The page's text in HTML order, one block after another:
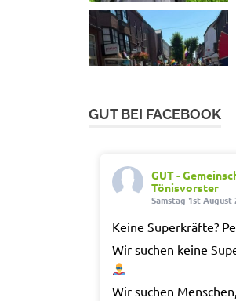
GUT BEI FACEBOOK
GUT -
Tönisvorster
Samstag 1st August
Keine Superkräfte?
Wir suchen keine
Wir suchen